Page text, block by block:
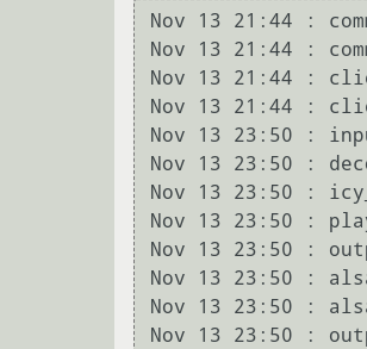
Nov 13 21:44 :
Nov 13 21:44 :
Nov 13 21:44 :
Nov 13 21:44 :
Nov 13 23:50 :
Nov 13 23:50 :
Nov 13 23:50 :
Nov 13 23:50 :
Nov 13 23:50 :
Nov 13 23:50 :
Nov 13 23:50 :
Nov 13 23:50 :